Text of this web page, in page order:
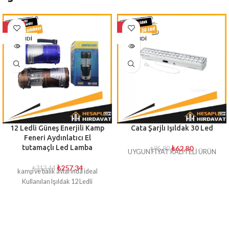
-18%
TÜKENDI
12 Ledli Güneş Enerjili Kamp
Feneri Aydınlatıcı El
tutamaçlı Led Lamba
₺313,44 ₺257,34
kamp ve balık avlarında ideal
Kullanılan Işıldak 12 Ledli
-34%
TÜKENDI
Cata Şarjlı Işıldak 30 Led
₺95,80 ₺62,80
UYGUN FİYAT KALİTELİ ÜRÜN